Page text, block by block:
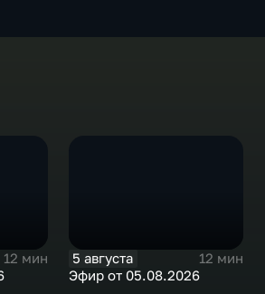
12 мин
5 августа
12 мин
Эфир от 05.08.2026